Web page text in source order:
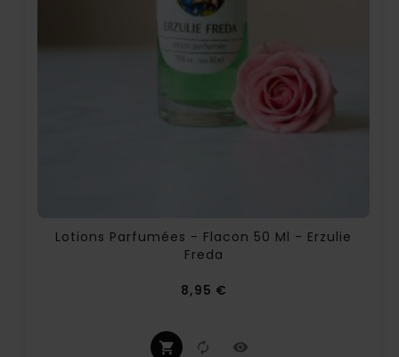
Lotions Parfumées - Flacon 50 Ml - Erzulie
Freda
8,95 €